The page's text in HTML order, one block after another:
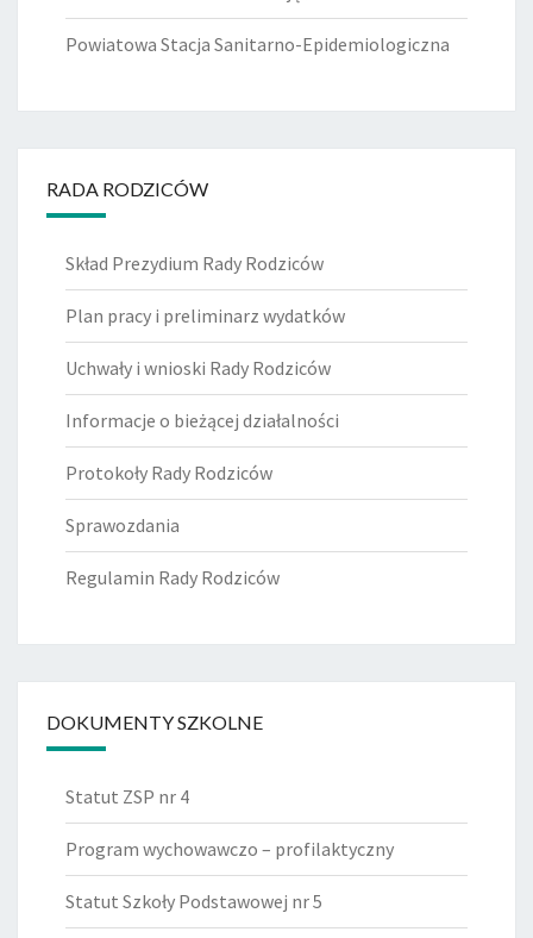
Powiatowa Stacja Sanitarno-Epidemiologiczna
RADA RODZICÓW
Skład Prezydium Rady Rodziców
Plan pracy i preliminarz wydatków
Uchwały i wnioski Rady Rodziców
Informacje o bieżącej działalności
Protokoły Rady Rodziców
Sprawozdania
Regulamin Rady Rodziców
DOKUMENTY SZKOLNE
Statut ZSP nr 4
Program wychowawczo – profilaktyczny
Statut Szkoły Podstawowej nr 5